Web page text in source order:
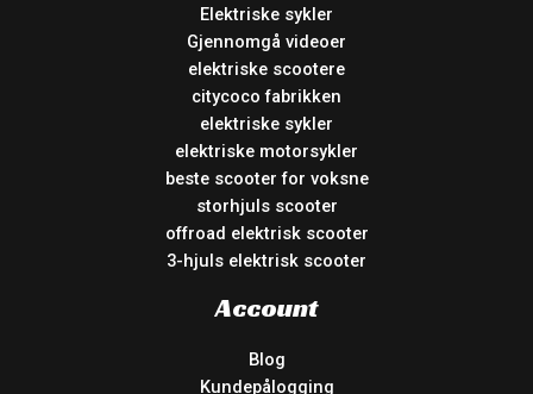
Elektriske sykler
Gjennomgå videoer
elektriske scootere
citycoco fabrikken
elektriske sykler
elektriske motorsykler
beste scooter for voksne
storhjuls scooter
offroad elektrisk scooter
3-hjuls elektrisk scooter
Account
Blog
Kundepålogging